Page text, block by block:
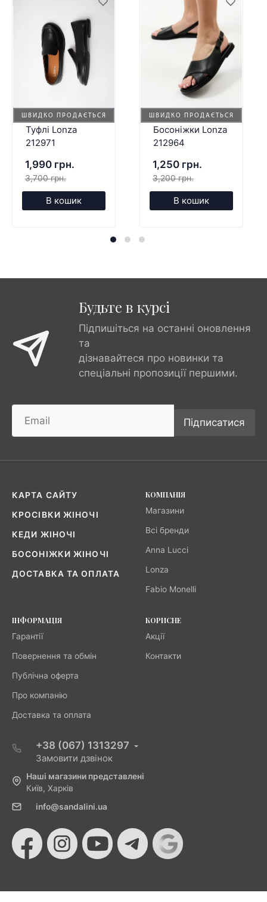
ШВИДКО ПРОДАЄТЬСЯ
Туфлі Lonza
212971
1,990 грн.
3,700 грн.
В кошик
ШВИДКО ПРОДАЄТЬСЯ
Босоніжки Lonza
212964
1,250 грн.
3,200 грн.
В кошик
Будьте в курсі
Підпишіться на останні оновлення
та
дізнавайтеся про новинки та
спеціальні пропозиції першими.
Підписатися
КАРТА САЙТУ
КРОСІВКИ ЖІНОЧІ
КЕДИ ЖІНОЧІ
БОСОНІЖКИ ЖІНОЧІ
ДОСТАВКА ТА ОПЛАТА
КОМПАНІЯ
Магазини
Всі бренди
Anna Lucci
Lonza
Fabio Monelli
ІНФОРМАЦІЯ
Гарантії
Повернення та обмін
Публічна оферта
Про компанію
Доставка та оплата
КОРИСНЕ
Акції
Контакти
+38 (067) 1313297
Замовити дзвінок
Наші магазини представлені
Київ, Харків
info@sandalini.ua